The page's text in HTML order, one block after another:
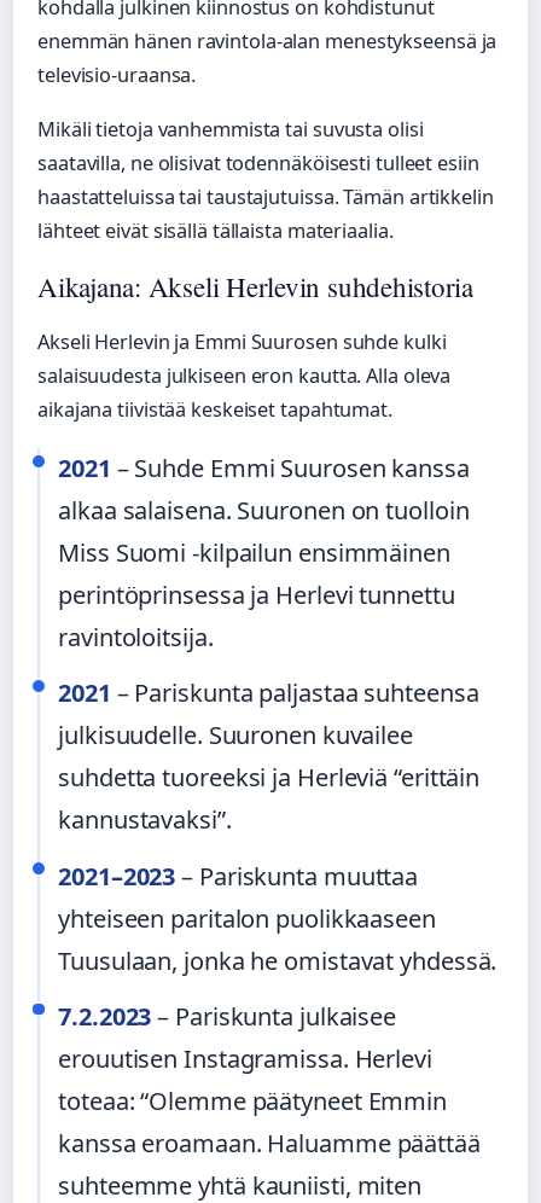
kohdalla julkinen kiinnostus on kohdistunut
enemmän hänen ravintola-alan menestykseensä ja
televisio-uraansa.
Mikäli tietoja vanhemmista tai suvusta olisi
saatavilla, ne olisivat todennäköisesti tulleet esiin
haastatteluissa tai taustajutuissa. Tämän artikkelin
lähteet eivät sisällä tällaista materiaalia.
Aikajana: Akseli Herlevin suhdehistoria
Akseli Herlevin ja Emmi Suurosen suhde kulki
salaisuudesta julkiseen eron kautta. Alla oleva
aikajana tiivistää keskeiset tapahtumat.
2021 – Suhde Emmi Suurosen kanssa
alkaa salaisena. Suuronen on tuolloin
Miss Suomi -kilpailun ensimmäinen
perintöprinsessa ja Herlevi tunnettu
ravintoloitsija.
2021 – Pariskunta paljastaa suhteensa
julkisuudelle. Suuronen kuvailee
suhdetta tuoreeksi ja Herleviä “erittäin
kannustavaksi”.
2021–2023– Pariskunta muuttaa
yhteiseen paritalon puolikkaaseen
Tuusulaan, jonka he omistavat yhdessä.
7.2.2023– Pariskunta julkaisee
erouutisen Instagramissa. Herlevi
toteaa: “Olemme päätyneet Emmin
kanssa eroamaan. Haluamme päättää
suhteemme yhtä kauniisti, miten